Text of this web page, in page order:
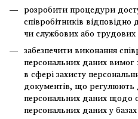
розробити процедури
співробітників відповідно
чи службових або трудових
забезпечити виконання
персональних даних вимог
в сфері захисту
документів, що регулюють
персональних даних щодо
персональних даних у